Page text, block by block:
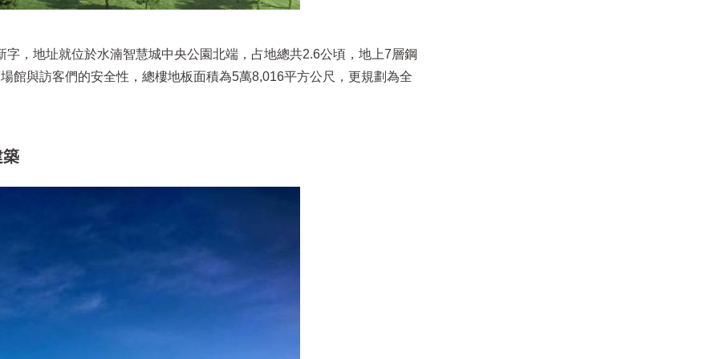
，地址就位於水湳智慧城中央公園北端，占地總共2.6公頃，地上7層鋼
館與訪客們的安全性，總樓地板面積為5萬8,016平方公尺，更規劃為全
築